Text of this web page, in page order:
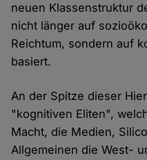
neuen Klassenstruktur
nicht länger auf
Reichtum, sondern auf
basiert.
An der Spitze dieser
"kognitiven Eliten",
Macht, die Medien,
Allgemeinen die West-